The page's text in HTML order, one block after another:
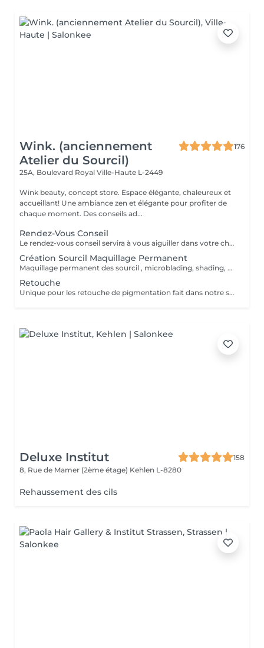
Wink. (anciennement
Atelier du Sourcil)
176
25A, Boulevard Royal Ville-Haute L-2449
Wink beauty, concept store. Espace élégante, chaleureux et
accueillant! Une ambiance zen et élégante pour profiter de
chaque moment. Des conseils ad...
Rendez-Vous Conseil
Le rendez-vous conseil servira à vous aiguiller dans votre choix, confirmer vos souhaits et vous accompagner dans cette démarche, notamment sur le maquillage permanent.
Création Sourcil Maquillage Permanent
Maquillage permanent des sourcil , microblading, shading, powder ou mixte . Avant de prendre cette prestation il est impératif de prendre un rdv conseil .
Retouche
Unique pour les retouche de pigmentation fait dans notre shop Wink. Pour les service exécuter dans un autre institut prendre un rdv conseille.
Deluxe Institut
158
8, Rue de Mamer (2ème étage) Kehlen L-8280
Rehaussement des cils